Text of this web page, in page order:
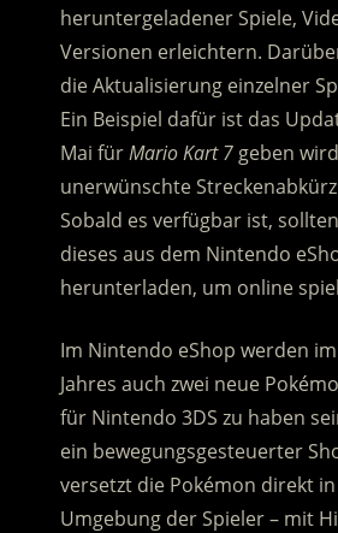
heruntergeladener Spiele,
Versionen erleichtern.
die Aktualisierung einzelner
Ein Beispiel dafür ist das
Mai fürMario Kart 7geben
unerwünschte
Sobald es verfügbar ist,
dieses aus dem Nintendo
herunterladen, um online
Im Nintendo eShop werden
Jahres auch zwei neue
für Nintendo 3DS zu haben
ein bewegungsgesteuerter
versetzt die Pokémon direkt
Umgebung der Spieler – mit